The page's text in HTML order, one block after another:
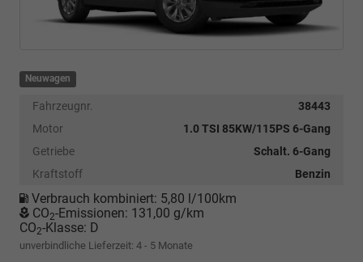
Neuwagen
Fahrzeugnr.
38443
Motor
1.0 TSI 85KW/115PS 6-Gang
Getriebe
Schalt. 6-Gang
Kraftstoff
Benzin
Verbrauch kombiniert: 5,80 l/100km
CO2-Emissionen: 131,00 g/km
CO2-Klasse: D
unverbindliche Lieferzeit: 4 - 5 Monate